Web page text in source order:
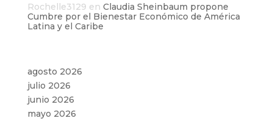
Rochelle3129 en Claudia Sheinbaum propone
Cumbre por el Bienestar Económico de América
Latina y el Caribe
agosto 2026
julio 2026
junio 2026
mayo 2026